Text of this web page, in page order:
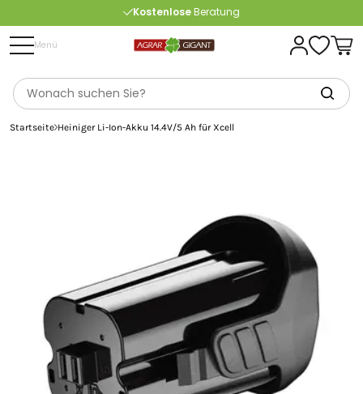
KostenloseBeratung
ab 175 € (in DE) – außer Sperrgut
Menü
Startseite Heiniger Li-Ion-Akku 14.4V/5 Ah für Xcell